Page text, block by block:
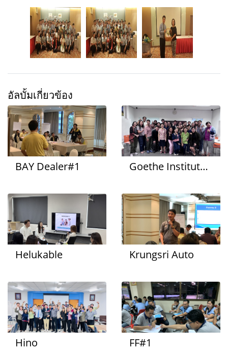
อัลบั้มเกี่ยวข้อง
BAY Dealer#1 Goethe Institute - สถาบันวัฒนธรรมของประเทศเยอรมนีในประเทศไทย
Helukable Krungsri Auto
Hino FF#1